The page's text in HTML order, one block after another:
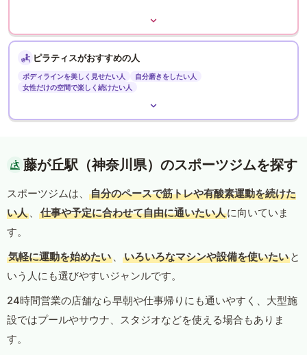
ピラティスがおすすめの人
ボディラインを美しく見せたい人
自分磨きをしたい人
女性だけの空間で楽しく続けたい人
藤が丘駅（神奈川県）のスポーツジムを探す
スポーツジムは、
自分のペースで筋トレや有酸素運動を続けた
い人 、 仕事や予定に合わせて自由に通いたい人に向いていま
す。
気軽に運動を始めたい 、 いろいろなマシンや設備を使いたい と
いう人にも選びやすいジャンルです。
24時間営業の店舗なら早朝や仕事帰りにも通いやすく、大型施
設ではプールやサウナ、スタジオなどを使える場合もありま
す。